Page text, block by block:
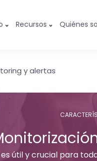
Recursos Quiénes
y alertas
útil y crucial para